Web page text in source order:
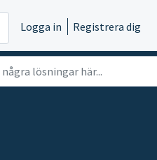
Logga in Registrera dig